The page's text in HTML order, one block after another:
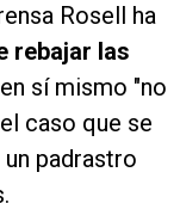
Rosell ha
rebajar las
sí mismo "no
caso que se
padrastro